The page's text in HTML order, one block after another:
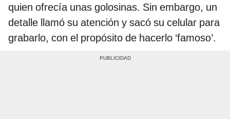
quien ofrecía unas golosinas. Sin embargo, un
detalle llamó su atención y sacó su celular para
grabarlo, con el propósito de hacerlo ‘famoso’.